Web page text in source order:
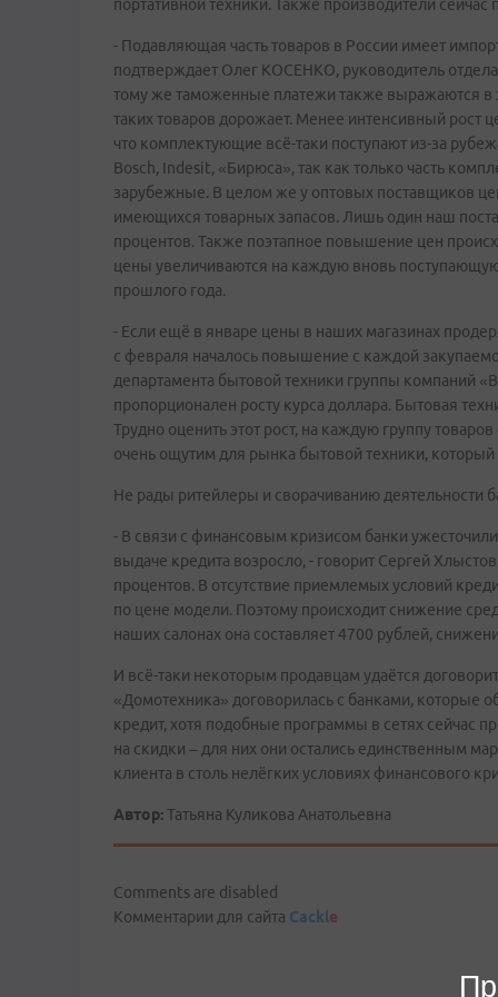
портативной техники. Также производители
- Подавляющая часть товаров в России имеет
подтверждает Олег КОСЕНКО, руководитель
тому же таможенные платежи также выражаются в
таких товаров дорожает. Менее интенсивный рост
что комплектующие всё-таки поступают из-за
Bosch, Indesit, «Бирюса», так как только часть
зарубежные. В целом же у оптовых поставщиков
имеющихся товарных запасов. Лишь один наш
процентов. Также поэтапное повышение цен
цены увеличиваются на каждую вновь
прошлого года.
- Если ещё в январе цены в наших магазинах
с февраля началось повышение с каждой
департамента бытовой техники группы компаний
пропорционален росту курса доллара. Бытовая
Трудно оценить этот рост, на каждую группу
очень ощутим для рынка бытовой техники, который
Не рады ритейлеры и сворачиванию деятельности
- В связи с финансовым кризисом банки
выдаче кредита возросло, - говорит Сергей
процентов. В отсутствие приемлемых условий
по цене модели. Поэтому происходит снижение
наших салонах она составляет 4700 рублей,
И всё-таки некоторым продавцам удаётся
«Домотехника» договорилась с банками, которые
кредит, хотя подобные программы в сетях сейчас
на скидки – для них они остались единственным
клиента в столь нелёгких условиях финансового
Автор:Татьяна Куликова Анатольевна
Comments are disabled
Комментарии для сайта Cackle